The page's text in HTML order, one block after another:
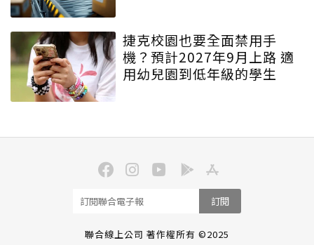
捷克校園也要全面禁用手
機？預計2027年9月上路 適
用幼兒園到低年級的學生
訂閱
聯合線上公司 著作權所有 ©2025